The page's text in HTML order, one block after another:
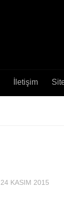
İletişim
24 KASIM 2015